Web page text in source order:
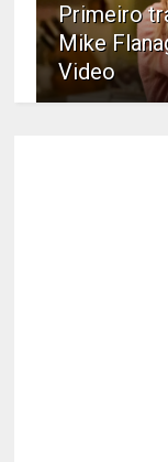
Primeiro
Mike
Video